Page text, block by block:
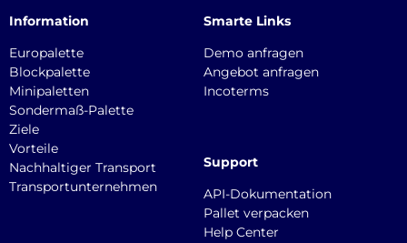
Information
Europalette
Blockpalette
Minipaletten
Sondermaß-Palette
Ziele
Vorteile
Nachhaltiger Transport
Transportunternehmen
Smarte Links
Demo anfragen
Angebot anfragen
Incoterms
Support
API-Dokumentation
Pallet verpacken
Help Center